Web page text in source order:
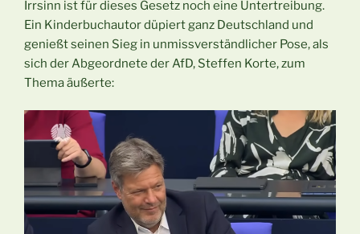
Irrsinn ist für dieses Gesetz noch eine Untertreibung.
Ein Kinderbuchautor düpiert ganz Deutschland und
genießt seinen Sieg in unmissverständlicher Pose, als
sich der Abgeordnete der AfD, Steffen Korte, zum
Thema äußerte: